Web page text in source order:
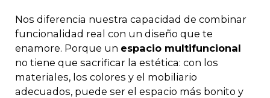
Nos diferencia nuestra capacidad de combinar
funcionalidad real con un diseño que te
enamore. Porque un espacio multifuncional
no tiene que sacrificar la estética: con los
materiales, los colores y el mobiliario
adecuados, puede ser el espacio más bonito y